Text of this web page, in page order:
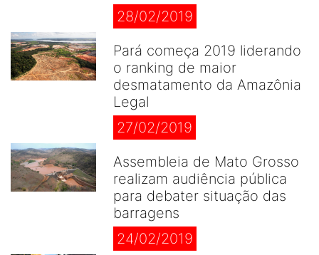
28/02/2019
Pará começa 2019 liderando
o ranking de maior
desmatamento da Amazônia
Legal
27/02/2019
Assembleia de Mato Grosso
realizam audiência pública
para debater situação das
barragens
24/02/2019